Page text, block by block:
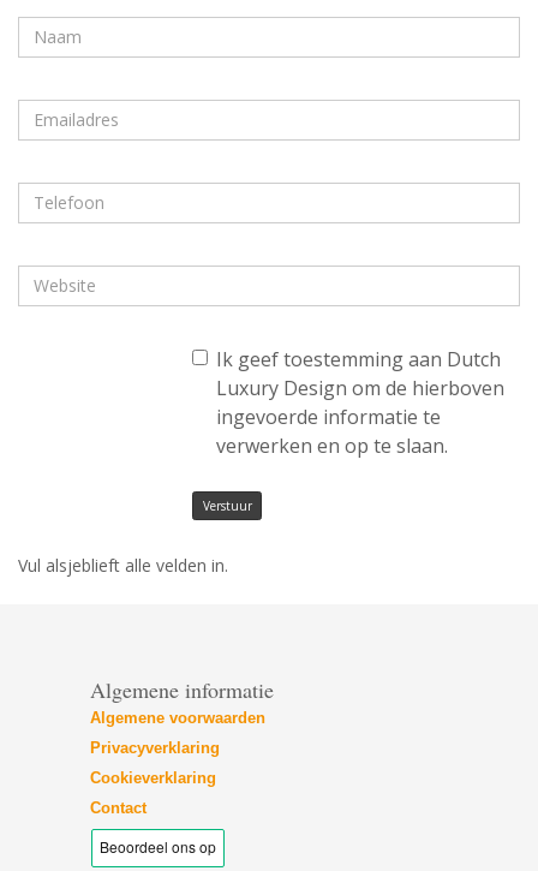
Ik geef toestemming aan Dutch
Luxury Design om de hierboven
ingevoerde informatie te
verwerken en op te slaan.
Verstuur
Vul alsjeblieft alle velden in.
Algemene informatie
Algemene voorwaarden
Privacyverklaring
Cookieverklaring
Contact